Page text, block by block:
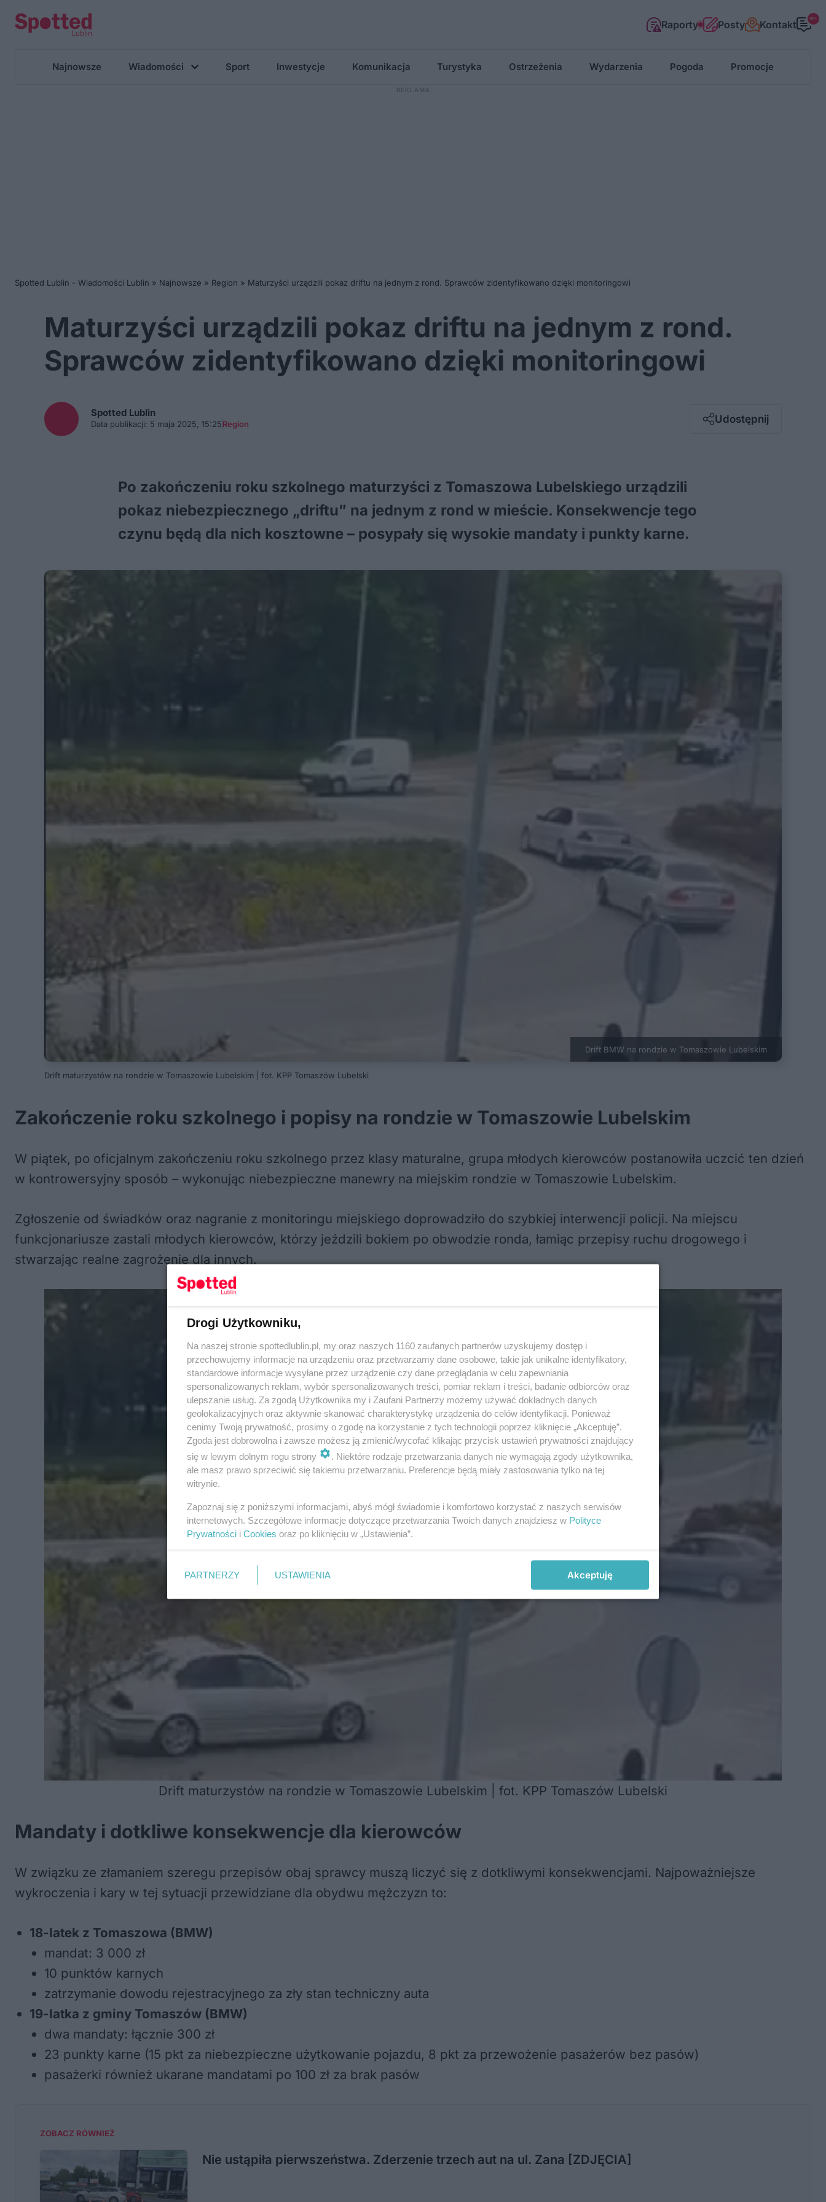
Raporty Posty Kontakt 99+
Najnowsze Wiadomości Sport Inwestycje Komunikacja Turystyka Ostrzeżenia Wydarzenia Pogoda Promocje
Spotted Lublin - Wiadomości Lublin » Najnowsze » Region » Maturzyści urządzili pokaz driftu na jednym z rond. Sprawców zidentyfikowano dzięki monitoringowi
Maturzyści urządzili pokaz driftu na jednym z rond.
Sprawców zidentyfikowano dzięki monitoringowi
Spotted Lublin
Data publikacji: 5 maja 2025, 15:25Region Udostępnij
Messenger
Po zakończeniu roku szkolnego maturzyści z Tomaszowa Lubelskiego urządzili
pokaz niebezpiecznego „driftu” na jednym z rond w mieście. Konsekwencje tego
czynu będą dla nich kosztowne – posypały się wysokie mandaty i punkty karne.
Drift BMW na rondzie w Tomaszowie Lubelskim
Drift maturzystów na rondzie w Tomaszowie Lubelskim | fot. KPP Tomaszów Lubelski
Zakończenie roku szkolnego i popisy na rondzie w Tomaszowie Lubelskim
W piątek, po oficjalnym zakończeniu roku szkolnego przez klasy maturalne, grupa młodych kierowców postanowiła uczcić ten dzień
w kontrowersyjny sposób – wykonując niebezpieczne manewry na miejskim rondzie w Tomaszowie Lubelskim.
Zgłoszenie od świadków oraz nagranie z monitoringu miejskiego doprowadziło do szybkiej interwencji policji. Na miejscu
funkcjonariusze zastali młodych kierowców, którzy jeździli bokiem po obwodzie ronda, łamiąc przepisy ruchu drogowego i
stwarzając realne zagrożenie dla innych.
Drift maturzystów na rondzie w Tomaszowie Lubelskim | fot. KPP Tomaszów Lubelski
Mandaty i dotkliwe konsekwencje dla kierowców
W związku ze złamaniem szeregu przepisów obaj sprawcy muszą liczyć się z dotkliwymi konsekwencjami. Najpoważniejsze
wykroczenia i kary w tej sytuacji przewidziane dla obydwu mężczyzn to:
18-latek z Tomaszowa (BMW)
mandat: 3 000 zł
10 punktów karnych
zatrzymanie dowodu rejestracyjnego za zły stan techniczny auta
19-latka z gminy Tomaszów (BMW)
dwa mandaty: łącznie 300 zł
23 punkty karne (15 pkt za niebezpieczne użytkowanie pojazdu, 8 pkt za przewożenie pasażerów bez pasów)
pasażerki również ukarane mandatami po 100 zł za brak pasów
ZOBACZ RÓWNIEŻ
Nie ustąpiła pierwszeństwa. Zderzenie trzech aut na ul. Zana [ZDJĘCIA]
Drogi Użytkowniku,
Na naszej stronie spottedlublin.pl, my oraz naszych 1160 zaufanych partnerów uzyskujemy dostęp i
przechowujemy informacje na urządzeniu oraz przetwarzamy dane osobowe, takie jak unikalne identyfikatory,
standardowe informacje wysyłane przez urządzenie czy dane przeglądania w celu zapewniania
spersonalizowanych reklam, wybór spersonalizowanych treści, pomiar reklam i treści, badanie odbiorców oraz
ulepszanie usług. Za zgodą Użytkownika my i Zaufani Partnerzy możemy używać dokładnych danych
geolokalizacyjnych oraz aktywnie skanować charakterystykę urządzenia do celów identyfikacji. Ponieważ
cenimy Twoją prywatność, prosimy o zgodę na korzystanie z tych technologii poprzez kliknięcie „Akceptuję”.
Zgoda jest dobrowolna i zawsze możesz ją zmienić/wycofać klikając przycisk ustawień prywatności znajdujący
się w lewym dolnym rogu strony
. Niektóre rodzaje przetwarzania danych nie wymagają zgody użytkownika,
ale masz prawo sprzeciwić się takiemu przetwarzaniu. Preferencje będą miały zastosowania tylko na tej
witrynie.
Zapoznaj się z poniższymi informacjami, abyś mógł świadomie i komfortowo korzystać z naszych serwisów
internetowych. Szczegółowe informacje dotyczące przetwarzania Twoich danych znajdziesz w Polityce
Prywatności i Cookies oraz po kliknięciu w „Ustawienia”.
PARTNERZY USTAWIENIA Akceptuję